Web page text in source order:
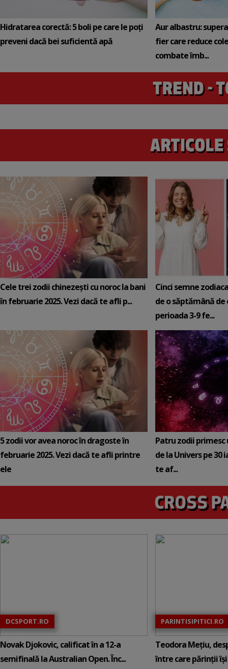
Hidratarea corectă: 5 boli pe care le poți
preveni dacă bei suficientă apă
Aur albastru:
fier care reduce
combate îmb...
Cele trei zodii chinezești cu noroc la bani
în februarie 2025. Vezi dacă te afli p...
Cinci semne
de o săptămână de
perioada 3-9 fe...
5 zodii vor avea noroc în dragoste în
februarie 2025. Vezi dacă te afli printre
ele
Patru zodii primesc
de la Univers pe 30
te af...
DCSPORT.RO
Novak Djokovic, calificat în a 12-a
semifinală la Australian Open. Înc...
PARINTISIPITICI.RO
Teodora Mețiu,
între care părinții își